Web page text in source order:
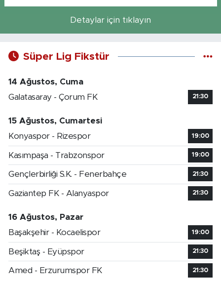
Detaylar için tıklayın
Süper Lig Fikstür
14 Ağustos, Cuma
Galatasaray - Çorum FK
21:30
15 Ağustos, Cumartesi
Konyaspor - Rizespor
19:00
Kasımpaşa - Trabzonspor 19:00
Gençlerbirliği S.K. - Fenerbahçe 21:30
Gaziantep FK - Alanyaspor 21:30
16 Ağustos, Pazar
Başakşehir - Kocaelispor
19:00
Beşiktaş - Eyüpspor 21:30
Amed - Erzurumspor FK 21:30